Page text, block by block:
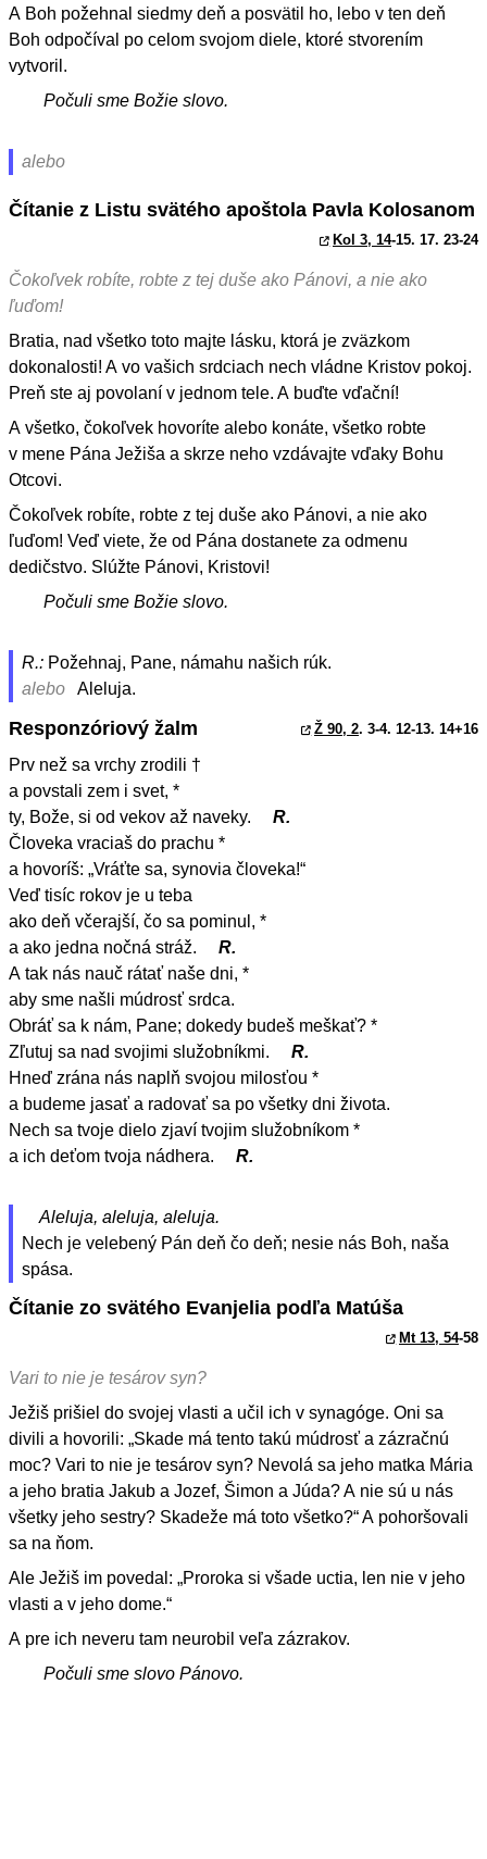
A Boh požehnal siedmy deň a posvätil ho, lebo v ten deň
Boh odpočíval po celom svojom diele, ktoré stvorením
vytvoril.
Počuli sme Božie slovo.
alebo
Čítanie z Listu svätého apoštola Pavla Kolosanom
Kol 3, 14-15. 17. 23-24
Čokoľvek robíte, robte z tej duše ako Pánovi, a nie ako
ľuďom!
Bratia, nad všetko toto majte lásku, ktorá je zväzkom
dokonalosti! A vo vašich srdciach nech vládne Kristov pokoj.
Preň ste aj povolaní v jednom tele. A buďte vďační!
A všetko, čokoľvek hovoríte alebo konáte, všetko robte
v mene Pána Ježiša a skrze neho vzdávajte vďaky Bohu
Otcovi.
Čokoľvek robíte, robte z tej duše ako Pánovi, a nie ako
ľuďom! Veď viete, že od Pána dostanete za odmenu
dedičstvo. Slúžte Pánovi, Kristovi!
Počuli sme Božie slovo.
R.: Požehnaj, Pane, námahu našich rúk.
alebo
Aleluja.
Responzóriový žalm Ž 90, 2. 3-4. 12-13. 14+16
Prv než sa vrchy zrodili †
a povstali zem i svet, *
ty, Bože, si od vekov až naveky.
R.
Človeka vraciaš do prachu *
a hovoríš: „Vráťte sa, synovia človeka!“
Veď tisíc rokov je u teba
ako deň včerajší, čo sa pominul, *
a ako jedna nočná stráž.
R.
A tak nás nauč rátať naše dni, *
aby sme našli múdrosť srdca.
Obráť sa k nám, Pane; dokedy budeš meškať? *
Zľutuj sa nad svojimi služobníkmi.
R.
Hneď zrána nás naplň svojou milosťou *
a budeme jasať a radovať sa po všetky dni života.
Nech sa tvoje dielo zjaví tvojim služobníkom *
a ich deťom tvoja nádhera.
R.
Aleluja, aleluja, aleluja.
Nech je velebený Pán deň čo deň; nesie nás Boh, naša
spása.
Čítanie zo svätého Evanjelia podľa Matúša
Mt 13, 54-58
Vari to nie je tesárov syn?
Ježiš prišiel do svojej vlasti a učil ich v synagóge. Oni sa
divili a hovorili: „Skade má tento takú múdrosť a zázračnú
moc? Vari to nie je tesárov syn? Nevolá sa jeho matka Mária
a jeho bratia Jakub a Jozef, Šimon a Júda? A nie sú u nás
všetky jeho sestry? Skadeže má toto všetko?“ A pohoršovali
sa na ňom.
Ale Ježiš im povedal: „Proroka si všade uctia, len nie v jeho
vlasti a v jeho dome.“
A pre ich neveru tam neurobil veľa zázrakov.
Počuli sme slovo Pánovo.